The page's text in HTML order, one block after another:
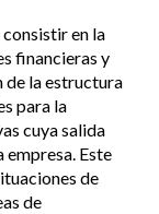
consistir en la
financieras y
de la estructura
para la
cuya salida
Este
de
de